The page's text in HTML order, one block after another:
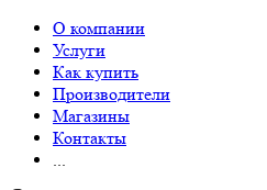
О компании
Услуги
Как купить
Производители
Магазины
Контакты
...